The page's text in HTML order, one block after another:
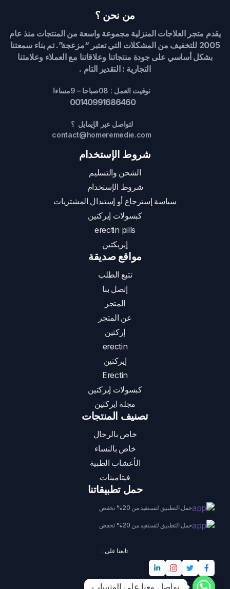
من نحن ؟
يقدم متجر العلاجات المنزلية مجموعة واسعة من المنتجات منذ عام
2005 للتخفيف من المشكلات التي تعتبر “مزعجة”. تم بناء سمعتنا
بشكل أساسي على جودة منتجاتنا وعلاقاتنا مع العملاء وعلامتنا
التجارية : التقدير التام .
توقيت العمل : 08صباحا – 9مساءا
00140991686460
لتواصل عبر الإيمايل ؟
contact@homeremedie.com
شروط الإستخدام
الشحن والتسليم
شروط الإستخدام
سياسة إسترجاع أو إستبدال المشتريات
كبسولات إيركتين
erectin pills
إيريكتين
مواقع صديقة
تتبع الطلب
إتصل بنا
المتجر
عن المتجر
إركتين
erectin
إيركتين
Erectin
كبسولات إيركتين
مجلة ايركتين
تصنيف المنتجات
خاص بالرجال
خاص بالنساء
الأعشاب الطبية
فيتامينات
حمل تطبيقاتنا
حمل التطبيق لتستفيد من 20% تخفض
حمل التطبيق لتستفيد من 20% تخفض
تابعنا على :
تواصل معنا على الوتساب